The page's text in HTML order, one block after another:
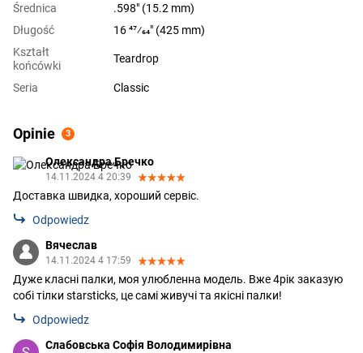
Średnica
.598" (15.2 mm)
Długość
16 47⁄64" (425 mm)
Kształt
końcówki
Teardrop
Seria Classic
Opinie 3
Олександра Бречко
14.11.2024 4 20:39
Доставка швидка, хороший сервіс.
Odpowiedz
Вячеслав
14.11.2024 4 17:59
Дуже класні палки, моя улюбленна модель. Вже 4рік заказую
собі тілки starsticks, це самі живучі та якісні палки!
Odpowiedz
Слабовська Софія Володимирівна